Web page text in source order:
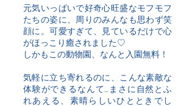
元気いっぱいで好奇心旺盛なモフモフ
たちの姿に、周りのみんなも思わず笑
顔に。可愛すぎて、見ているだけで心
がほっこり癒されました♡
しかもこの動物園、なんと入園無料！
気軽に立ち寄れるのに、こんな素敵な
体験ができるなんて…まさに自然とふ
れあえる、素晴らしいひとときでし